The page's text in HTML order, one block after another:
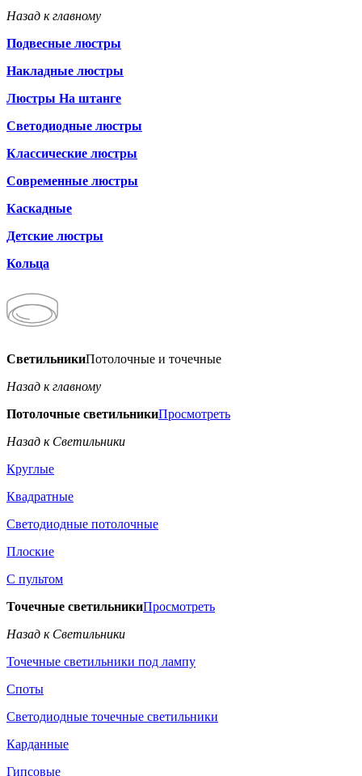
Назад к главному
Подвесные люстры
Накладные люстры
Люстры На штанге
Светодиодные люстры
Классические люстры
Современные люстры
Каскадные
Детские люстры
Кольца
СветильникиПотолочные и точечные
Назад к главному
Потолочные светильникиПросмотреть
Назад к Светильники
Круглые
Квадратные
Светодиодные потолочные
Плоские
С пультом
Точечные светильникиПросмотреть
Назад к Светильники
Точечные светильники под лампу
Споты
Светодиодные точечные светильники
Карданные
Гипсовые